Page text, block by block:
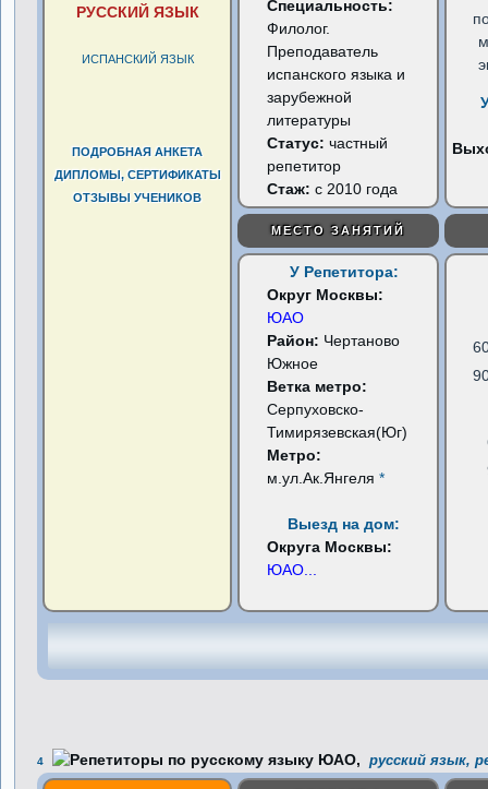
РУССКИЙ ЯЗЫК
ИСПАНСКИЙ ЯЗЫК
ПОДРОБНАЯ АНКЕТА
ДИПЛОМЫ, СЕРТИФИКАТЫ
ОТЗЫВЫ УЧЕНИКОВ
Специальность:
Филолог.
Преподаватель
испанского языка и
зарубежной
литературы
Статус:частный
репетитор
Стаж: с 2010 года
МЕСТО ЗАНЯТИЙ
У Репетитора:
Округ Москвы:
ЮАО
Район: Чертаново
Южное
Ветка метро:
Серпуховско-
Тимирязевская(Юг)
Метро:
м.ул.Ак.Янгеля*
Выезд на дом:
Округа Москвы:
ЮАО
4 русский язык,